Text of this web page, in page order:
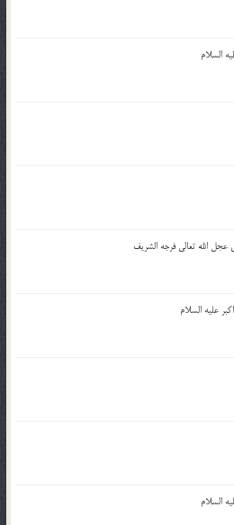
السلام
الله تعالی فرجه الشريف
علیه السلام
السلام